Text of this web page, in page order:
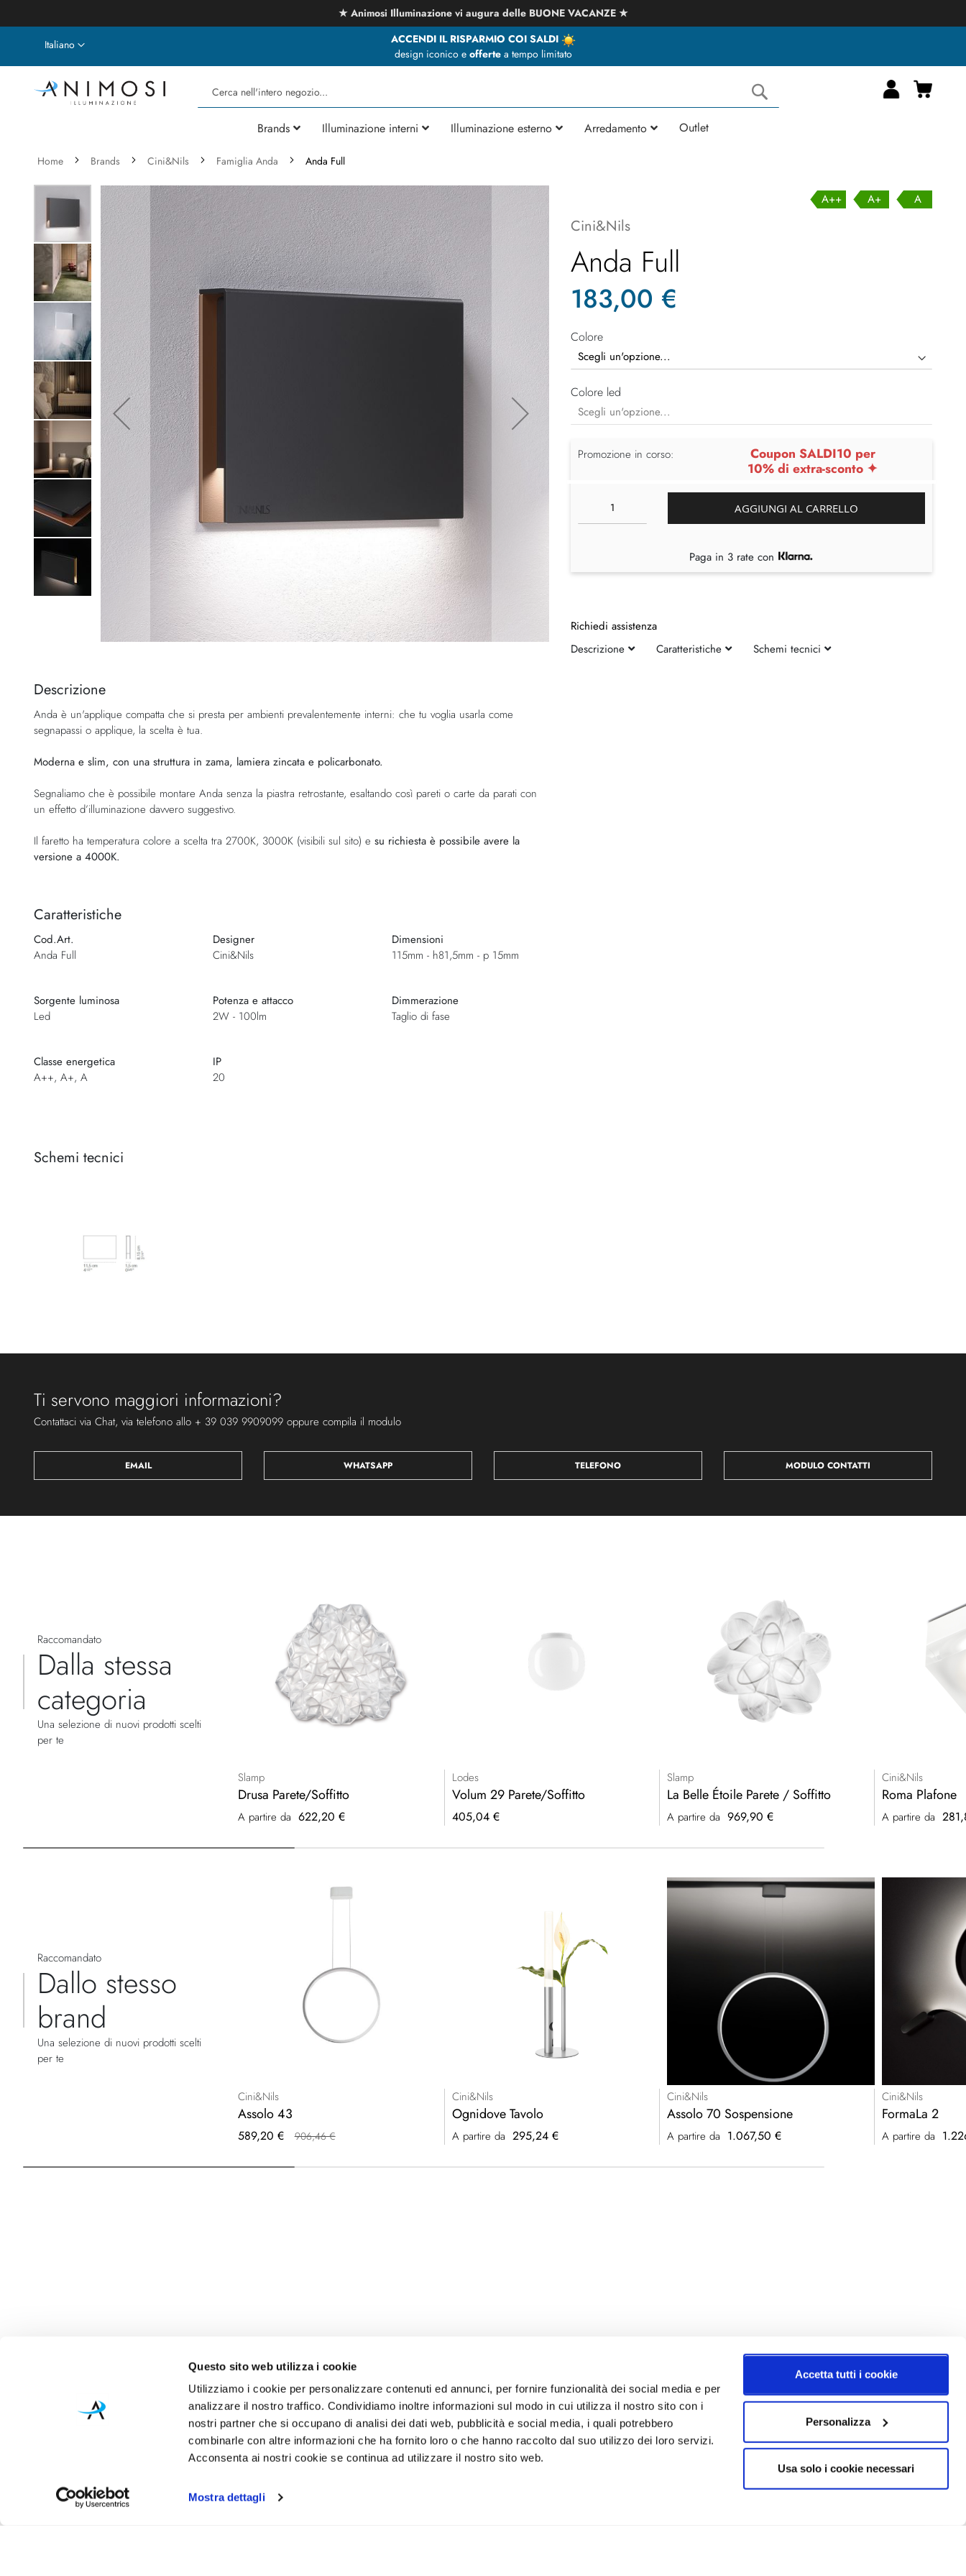
Questo sito web utilizza i cookie
Utilizziamo i cookie per personalizzare contenuti ed annunci, per fornire funzionalità dei social media e per
analizzare il nostro traffico. Condividiamo inoltre informazioni sul modo in cui utilizza il nostro sito con i
nostri partner che si occupano di analisi dei dati web, pubblicità e social media, i quali potrebbero
combinarle con altre informazioni che ha fornito loro o che hanno raccolto dal suo utilizzo dei loro servizi.
Acconsenta ai nostri cookie se continua ad utilizzare il nostro sito web.
Mostra dettagli
Accetta tutti i cookie
Personalizza
Usa solo i cookie necessari
★ Animosi Illuminazione vi augura delle BUONE VACANZE ★
ACCENDI IL RISPARMIO COI SALDI
design iconico e offertea tempo limitato
Lingua
Italiano
Cerca Cerca
Carrello
Brands Illuminazione interni Illuminazione esterno Arredamento Outlet
Home Brands Cini&Nils Famiglia Anda Anda Full
Vai
alla
fine
galleria
immagini
della
di
immagini
Descrizione
Anda è un'applique compatta che si presta per ambienti prevalentemente interni: che tu voglia usarla come
segnapassi o applique, la scelta è tua.
Moderna e slim, con una struttura in zama, lamiera zincata e policarbonato.
Segnaliamo che è possibile montare Anda senza la piastra retrostante, esaltando così pareti o carte da parati con
un effetto d’illuminazione davvero suggestivo.
Il faretto ha temperatura colore a scelta tra 2700K, 3000K (visibili sul sito) e su richiesta è possibile avere la
versione a 4000K.
Caratteristiche
Cod.Art.
Anda Full
Designer
Cini&Nils
Dimensioni
115mm - h81,5mm - p 15mm
Sorgente luminosa
Led
Potenza e attacco
2W - 100lm
Dimmerazione
Taglio di fase
Classe energetica
A++, A+, A
IP
20
Schemi tecnici
A++ A+ A
Cini&Nils
Anda Full
183,00 €
Colore
Colore led
Promozione in corso:
Coupon SALDI10 per
10% di extra-sconto ✦
AGGIUNGI AL CARRELLO
Paga in 3 rate con
Richiedi assistenza
Descrizione
Caratteristiche Schemi tecnici
Ti servono maggiori informazioni?
Contattaci via Chat, via telefono allo + 39 039 9909099 oppure compila il modulo
EMAIL WHATSAPP TELEFONO MODULO CONTATTI
Raccomandato
Dalla stessa
categoria
Una selezione di nuovi prodotti scelti
per te
Slamp
Drusa Parete/Soffitto
A partire da 622,20 €
Lodes
Volum 29 Parete/Soffitto
405,04 €
Slamp
La Belle Étoile Parete / Soffitto
A partire da 969,90 €
Cini&Nils
Roma Plafone
A partire da
Raccomandato
Dallo stesso
brand
Una selezione di nuovi prodotti scelti
per te
Cini&Nils
Assolo 43
Prezzo
589,20 € 906,46 €
Cini&Nils
Ognidove Tavolo
A partire da 295,24 €
Cini&Nils
Assolo 70 Sospensione
A partire da 1.067,50 €
Cini&Nils
FormaLa 2
A partire da